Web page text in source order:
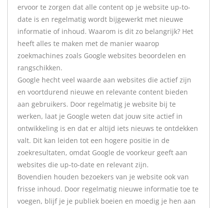
ervoor te zorgen dat alle content op je website up-to-
date is en regelmatig wordt bijgewerkt met nieuwe
informatie of inhoud. Waarom is dit zo belangrijk? Het
heeft alles te maken met de manier waarop
zoekmachines zoals Google websites beoordelen en
rangschikken.
Google hecht veel waarde aan websites die actief zijn
en voortdurend nieuwe en relevante content bieden
aan gebruikers. Door regelmatig je website bij te
werken, laat je Google weten dat jouw site actief in
ontwikkeling is en dat er altijd iets nieuws te ontdekken
valt. Dit kan leiden tot een hogere positie in de
zoekresultaten, omdat Google de voorkeur geeft aan
websites die up-to-date en relevant zijn.
Bovendien houden bezoekers van je website ook van
frisse inhoud. Door regelmatig nieuwe informatie toe te
voegen, blijf je je publiek boeien en moedig je hen aan